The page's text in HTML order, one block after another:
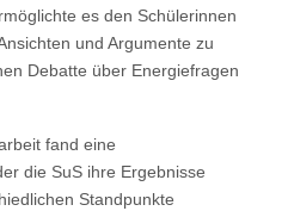
es den Schülerinnen
und Argumente zu
Debatte über Energiefragen
fand eine
die SuS ihre Ergebnisse
Standpunkte